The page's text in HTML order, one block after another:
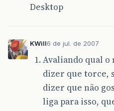
Desktop
KWill6 de jul. de 2007
Avaliando qual
dizer que torce,
dizer que não
liga para isso,